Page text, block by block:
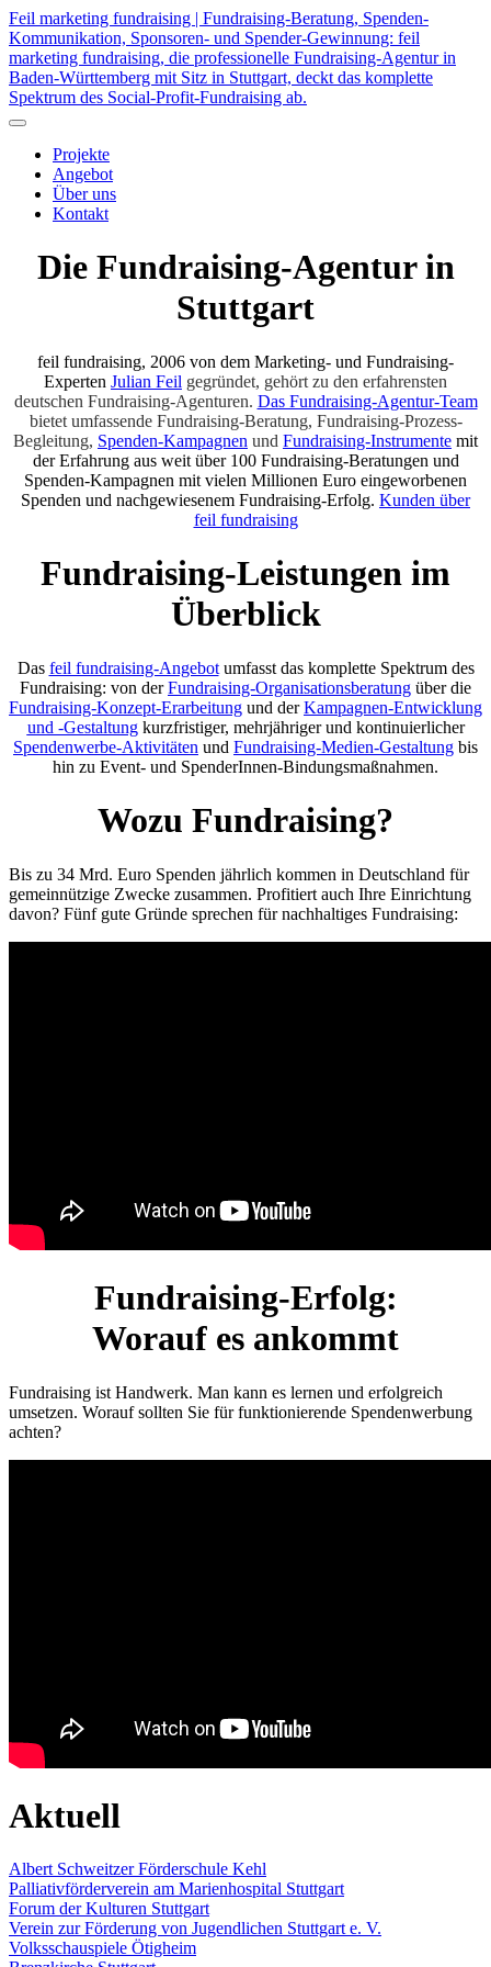
Feil marketing fundraising | Fundraising-Beratung, Spenden-
Kommunikation, Sponsoren- und Spender-Gewinnung: feil
marketing fundraising, die professionelle Fundraising-Agentur in
Baden-Württemberg mit Sitz in Stuttgart, deckt das komplette
Spektrum des Social-Profit-Fundraising ab.
Projekte
Angebot
Über uns
Kontakt
Die Fundraising-Agentur in
Stuttgart
feil fundraising, 2006 von dem Marketing- und Fundraising-
Experten Julian Feil gegründet, gehört zu den erfahrensten
deutschen Fundraising-Agenturen. Das Fundraising-Agentur-Team
bietet umfassende Fundraising-Beratung, Fundraising-Prozess-
Begleitung, Spenden-Kampagnen und Fundraising-Instrumente mit
der Erfahrung aus weit über 100 Fundraising-Beratungen und
Spenden-Kampagnen mit vielen Millionen Euro eingeworbenen
Spenden und nachgewiesenem Fundraising-Erfolg. Kunden über
feil fundraising
Fundraising-Leistungen im
Überblick
Das feil fundraising-Angebotumfasst das komplette Spektrum des
Fundraising: von derFundraising-Organisationsberatung über die
Fundraising-Konzept-Erarbeitung und derKampagnen-Entwicklung
und -Gestaltungkurzfristiger, mehrjähriger und kontinuierlicher
Spendenwerbe-Aktivitäten und Fundraising-Medien-Gestaltung bis
hin zu Event- und SpenderInnen-Bindungsmaßnahmen.
Wozu Fundraising?
Bis zu 34 Mrd. Euro Spenden jährlich kommen in Deutschland für
gemeinnützige Zwecke zusammen. Profitiert auch Ihre Einrichtung
davon? Fünf gute Gründe sprechen für nachhaltiges Fundraising:
Fundraising-Erfolg:
Worauf es ankommt
Fundraising ist Handwerk. Man kann es lernen und erfolgreich
umsetzen. Worauf sollten Sie für funktionierende Spendenwerbung
achten?
Aktuell
Albert Schweitzer Förderschule Kehl
Palliativförderverein am Marienhospital Stuttgart
Forum der Kulturen Stuttgart
Verein zur Förderung von Jugendlichen Stuttgart e. V.
Volksschauspiele Ötigheim